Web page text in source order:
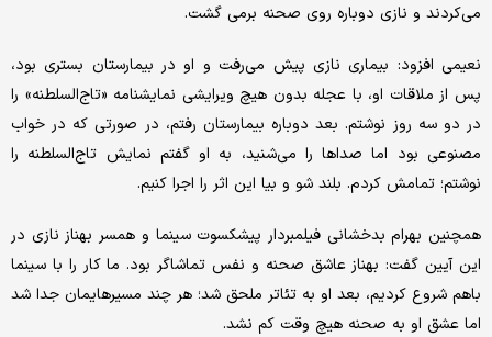
می‌کردند و نازی دوباره روی صحنه برمی گشت.
نعیمی افزود: بیماری نازی پیش می‌رفت و او در بیمارستان بستری بود،
پس از ملاقات او، با عجله بدون هیچ ویرایشی نمایشنامه «تاج‌السلطنه» را
در دو سه روز نوشتم. بعد دوباره بیمارستان رفتم، در صورتی که در خواب
مصنوعی بود اما صداها را می‌شنید، به او گفتم نمایش تاج‌السلطنه را
نوشتم؛ تمامش کردم. بلند شو و بیا این اثر را اجرا کنیم.
همچنین بهرام بدخشانی فیلمبردار پیشکسوت سینما و همسر بهناز نازی در
این آیین گفت: بهناز عاشق صحنه و نفس تماشاگر بود. ما کار را با سینما
باهم شروع کردیم، بعد او به تئاتر ملحق شد؛ هر چند مسیرهایمان جدا شد
اما عشق او به صحنه هیچ‌ وقت کم نشد.